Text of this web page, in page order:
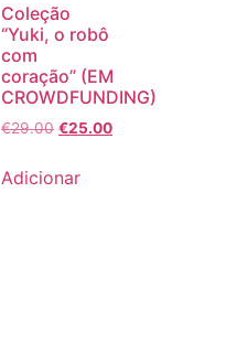
Coleção
“Yuki, o robô
com
coração” (EM
CROWDFUNDING)
€29.00 €25.00
Adicionar